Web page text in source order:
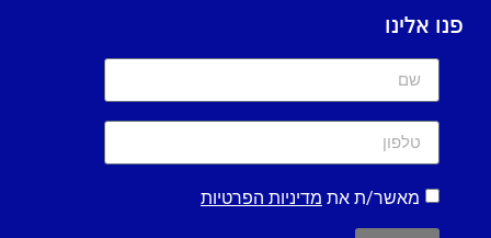
פנו אלינו
מאשר/ת את מדיניות הפרטיות